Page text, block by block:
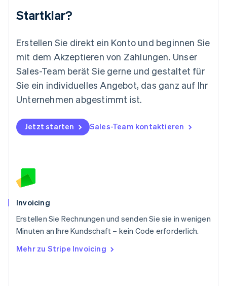
Startklar?
Erstellen Sie direkt ein Konto und beginnen Sie
mit dem Akzeptieren von Zahlungen. Unser
Sales-Team berät Sie gerne und gestaltet für
Sie ein individuelles Angebot, das ganz auf Ihr
Unternehmen abgestimmt ist.
Jetzt starten Sales-Team kontaktieren
Invoicing
Erstellen Sie Rechnungen und senden Sie sie in wenigen
Minuten an Ihre Kundschaft – kein Code erforderlich.
Mehr zu Stripe Invoicing
Español English
Niederlande
NederlandsEnglish
English
Österreich
Deutsch
Polen
Portugal
PortuguêsEnglish
Schweden
Schweiz
Singapur
English简体中文
Slowakei
Slowenien